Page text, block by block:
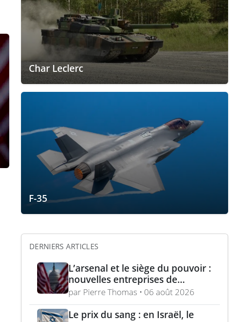
Char Leclerc
F-35
DERNIERS ARTICLES
L’arsenal et le siège du pouvoir :
nouvelles entreprises de
défense, capital-risque et
politique industrielle des États
par Pierre Thomas • 06 août 2026
Le prix du sang : en Israël, le